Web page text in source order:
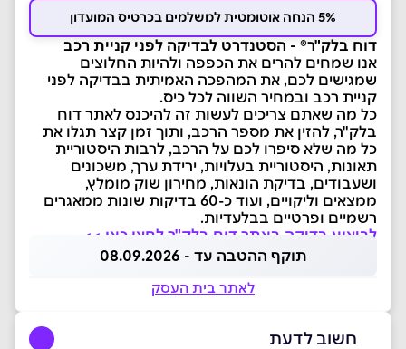
5% הנחה אוטומטית למשלמים בכרטיס המועדון
דוח בלק"ר® - הסטנדרט לבדיקה לפני קניית רכב
אנו שמחים להרים את הכפפה ולהיות החלוצים
שמגישים לכם, את המהפכה האמיתית בבדיקה לפני
קניית רכב ובמחיר השווה לכל כיס.
כל מה שאתם צריכים לעשות זה להיכנס לאתר דוח
בלק"ר, להזין את מספר הרכב, ותוך זמן קצר תגלו את
כל מה שלא סיפרו לכם על הרכב, לרבות היסטוריית
תאונות, היסטוריית בעלויות, ירידת ערך, משכונים
ושעבודים, בדיקת הונאות, מחירון שוק מומלץ,
ממצאים וליקויים, ועוד כ-60 בדיקות שונות ממאגרים
רשמיים ופרטיים בבלעדיות.
לביצוע בדיקה באתר דוח בלק"ר לחצו כאן >>
תוקף ההטבה עד - 08.09.2026
לאתר בית העסק
חשוב לדעת